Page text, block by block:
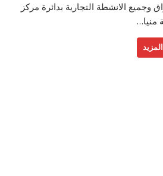
وجميع الانشطة التجارية بدائرة مركز
منيا…
المزيد